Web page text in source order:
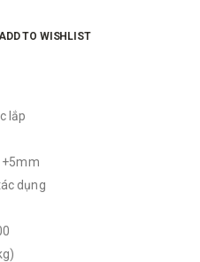
TO WISHLIST
lắp
+5mm
dụng